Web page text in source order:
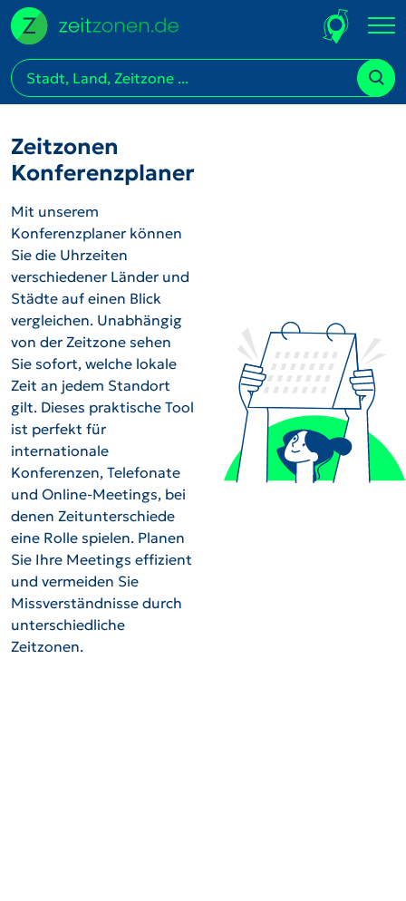
Zeitzonen
Konferenzplaner
Mit unserem
Konferenzplaner können
Sie die Uhrzeiten
verschiedener Länder und
Städte auf einen Blick
vergleichen. Unabhängig
von der Zeitzone sehen
Sie sofort, welche lokale
Zeit an jedem Standort
gilt. Dieses praktische Tool
ist perfekt für
internationale
Konferenzen, Telefonate
und Online-Meetings, bei
denen Zeitunterschiede
eine Rolle spielen. Planen
Sie Ihre Meetings effizient
und vermeiden Sie
Missverständnisse durch
unterschiedliche
Zeitzonen.